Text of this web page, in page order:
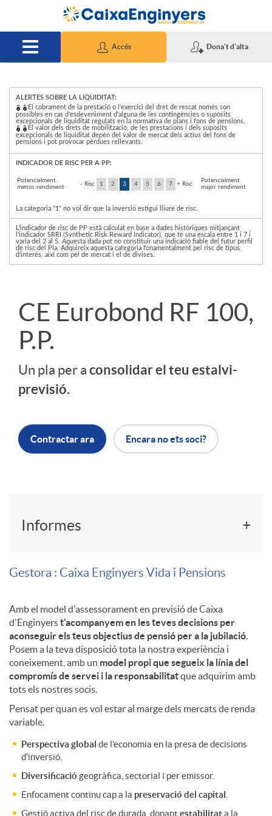
Salta al contingut principal
Accés Dona't d'alta
I
n
d
i
c
a
d
o
r
e
s
g
o
e
s
p
ALERTES SOBRE LA LIQUIDITAT:
El cobrament de la prestació o l'exercici del dret de rescat només son
possibles en cas d'esdeveniment d'alguna de les contingències o supòsits
excepcionals de liquiditat regulats en la normativa de plans i fons de pensions.
El valor dels drets de mobilització, de les prestacions i dels supòsits
excepcionals de liquiditat depèn del valor de mercat dels actius del fons de
pensions i pot provocar pèrdues rellevants.
INDICADOR DE RISC PER A PP:
Potencialment
menor rendiment
- Risc 1 2 3 4 5 6 7 + Risc
Potencialment
major rendiment
La categoria "1" no vol dir que la inversió estigui lliure de risc.
L'indicador de risc de PP està calculat en base a dades històriques mitjançant
l'indicador SRRI (Synthetic Risk Reward Indicator), que té una escala entre 1 i 7 i
varia del 2 al 5. Aquesta dada pot no constituir una indicació fiable del futur perfil
de risc del Pla. Adquireix aquesta categoria fonamentalment pel risc de tipus
d'interès, així com pel de mercat i el de divises.
S
d
l
a
n
e
s
d
CE Eurobond RF 100,
P.P.
Un pla per a consolidar el teu estalvi-
previsió.
Contractar ara Encara no ets soci?
P
l
a
n
d
e
p
e
Informes
Gestora : Caixa Enginyers Vida i Pensions
Amb el model d'assessorament en previsió de Caixa
d'Enginyerst'acompanyem en les teves decisions per
aconseguir els teus objectius de pensió per a la jubilació.
Posem a la teva disposició tota la nostra experiència i
coneixement, amb un model propi que segueix la línia del
compromís de servei i la responsabilitatque adquirim amb
tots els nostres socis.
Pensat per quan es vol estar al marge dels mercats de renda
variable.
Perspectiva global de l'economia en la presa de decisions
d'inversió.
Diversificació geogràfica, sectorial i per emissor.
Enfocament continu cap a la preservació del capital
Gestió activa del risc de durada, donant estabilitata la